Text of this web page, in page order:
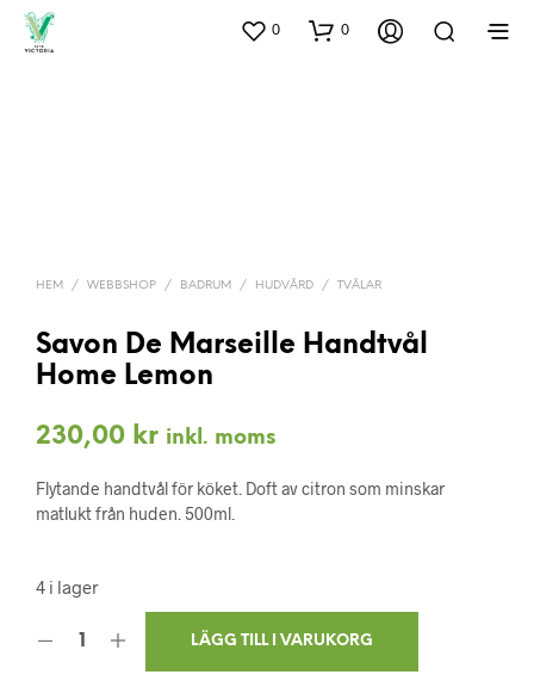
0 0
HEM / WEBBSHOP / BADRUM / HUDVÅRD / TVÅLAR
Savon De Marseille Handtvål
Home Lemon
230,00 kr inkl. moms
Flytande handtvål för köket. Doft av citron som minskar
matlukt från huden. 500ml.
4 i lager
LÄGG TILL I VARUKORG